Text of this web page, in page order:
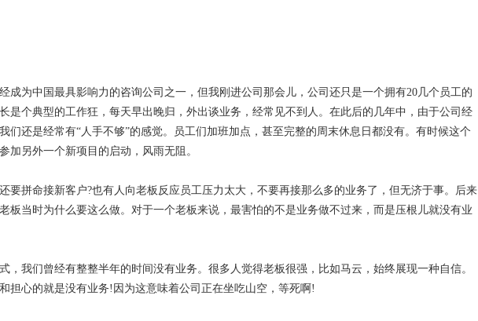
成为中国最具影响力的咨询公司之一，但我刚进公司那会儿，公司还只是一个拥有20几个员工的
是个典型的工作狂，每天早出晚归，外出谈业务，经常见不到人。在此后的几年中，由于公司经
们还是经常有“人手不够”的感觉。员工们加班加点，甚至完整的周末休息日都没有。有时候这个
加另外一个新项目的启动，风雨无阻。
要拼命接新客户?也有人向老板反应员工压力太大，不要再接那么多的业务了，但无济于事。后来
板当时为什么要这么做。对于一个老板来说，最害怕的不是业务做不过来，而是压根儿就没有业
，我们曾经有整整半年的时间没有业务。很多人觉得老板很强，比如马云，始终展现一种自信。
担心的就是没有业务!因为这意味着公司正在坐吃山空，等死啊!